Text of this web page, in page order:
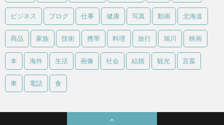
ビジネス ブログ 仕事 健康 写真 動画 北海道
商品 家族 技術 携帯 料理 旅行 旭川 映画
本 海外 生活 画像 社会 結婚 観光 言葉
車 電話 食